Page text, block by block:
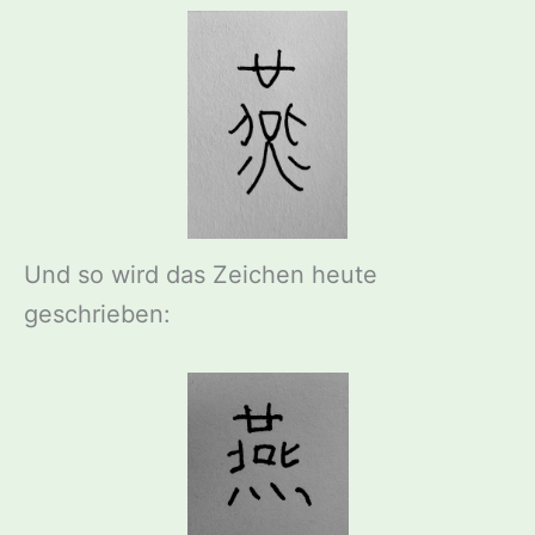
Und so wird das Zeichen heute
geschrieben: